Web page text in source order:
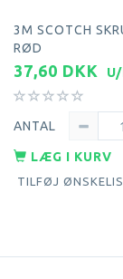
3M SCOTCH
RØD
37,60 DKK
ANTAL
LÆG I KURV
TILFØJ